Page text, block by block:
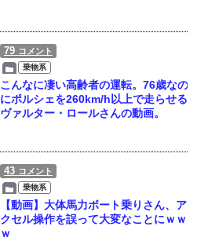
79 コメント
乗物系
こんなに凄い高齢者の運転。76歳なの
にポルシェを260km/h以上で走らせる
ヴァルター・ロールさんの動画。
43 コメント
乗物系
【動画】大体馬力ボート乗りさん、ア
クセル操作を誤って大変なことにｗｗ
ｗ